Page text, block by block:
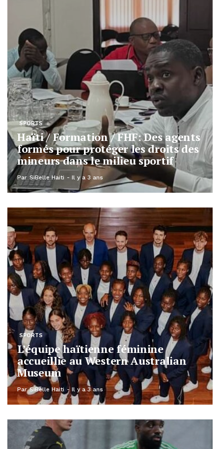
SPORTS
Haïti / Formation / FHF: Des agents
formés pour protéger les droits des
mineurs dans le milieu sportif
Par SiBelle Haiti Il y a 3 ans
SPORTS
L’équipe haïtienne féminine
accueillie au Western Australian
Museum
Par SiBelle Haiti Il y a 3 ans